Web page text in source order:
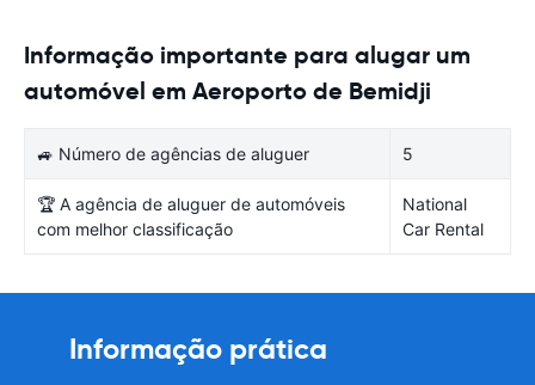
Informação importante para alugar um
automóvel em Aeroporto de Bemidji
🚙 Número de agências de aluguer 5
🏆 A agência de aluguer de automóveis
com melhor classificação
National
Car Rental
Informação prática